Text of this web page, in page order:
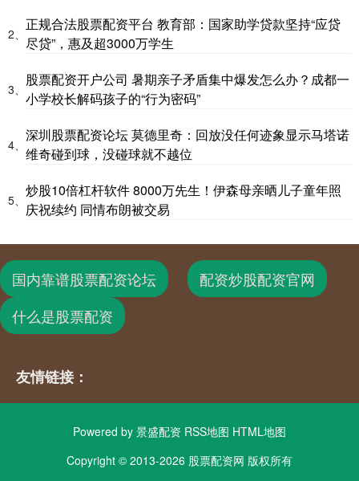
2、
正规合法股票配资平台 教育部：国家助学贷款坚持“应贷
尽贷”，惠及超3000万学生
3、
股票配资开户公司 暑期亲子矛盾集中爆发怎么办？成都一
小学校长解码孩子的“行为密码”
4、
深圳股票配资论坛 莫德里奇：回放没任何迹象显示马塔诺
维奇碰到球，没碰球就不越位
5、
炒股10倍杠杆软件 8000万先生！伊森母亲晒儿子童年照
庆祝续约 同情布朗被交易
国内靠谱股票配资论坛
配资炒股配资官网
什么是股票配资
友情链接：
Powered by 景盛配资 RSS地图 HTML地图
Copyright © 2013-2026 股票配资网 版权所有